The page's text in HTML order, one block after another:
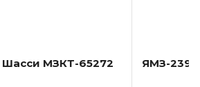
Шасси МЗКТ-65272 ЯМЗ-239